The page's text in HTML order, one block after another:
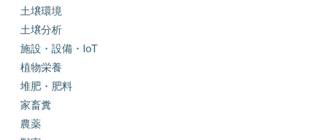
土壌環境
土壌分析
施設・設備・IoT
植物栄養
堆肥・肥料
家畜糞
農薬